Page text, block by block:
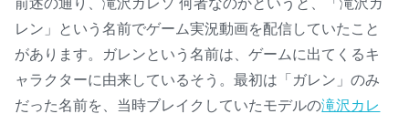
レン」という名前でゲーム実況動画を配信していたこと
があります。ガレンという名前は、ゲームに出てくるキ
ャラクターに由来しているそう。最初は「ガレン」のみ
だった名前を、当時ブレイクしていたモデルの滝沢カレ